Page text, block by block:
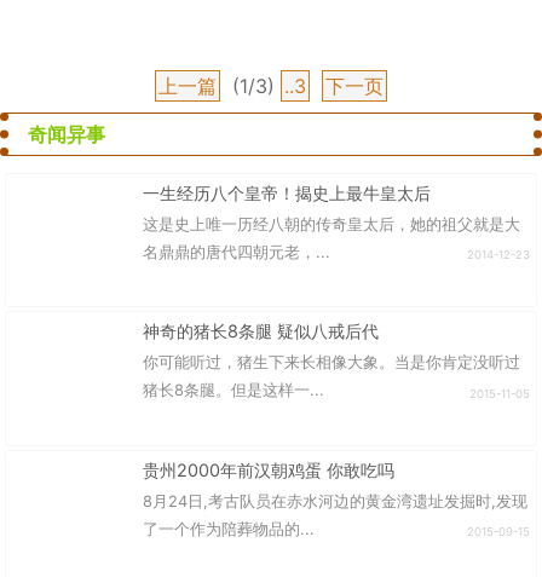
上一篇 (1/3) ..3
下一页
奇闻异事
一生经历八个皇帝！揭史上最牛皇太后
这是史上唯一历经八朝的传奇皇太后，她的祖父就是大
名鼎鼎的唐代四朝元老，...
2014-12-23
神奇的猪长8条腿 疑似八戒后代
你可能听过，猪生下来长相像大象。当是你肯定没听过
猪长8条腿。但是这样一...
2015-11-05
贵州2000年前汉朝鸡蛋 你敢吃吗
8月24日,考古队员在赤水河边的黄金湾遗址发掘时,发现
了一个作为陪葬物品的...
2015-09-15